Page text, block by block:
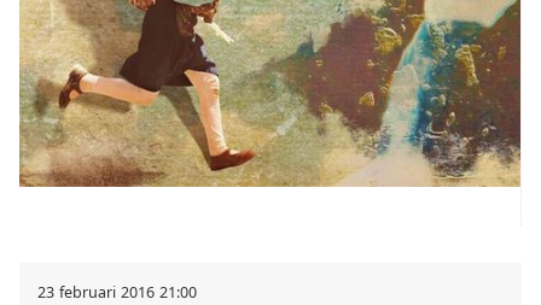
23 februari 2016 21:00